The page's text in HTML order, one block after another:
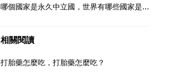
哪個國家是永久中立國，世界有哪些國家是永久中立國
相關閱讀
打胎藥怎麼吃，打胎藥怎麼吃？